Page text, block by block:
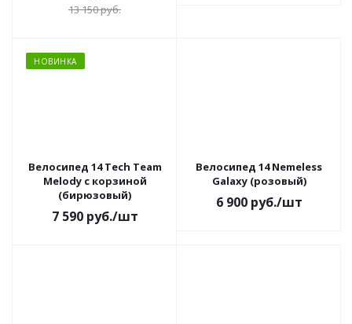
13 150руб.
НОВИНКА
Велосипед 14 Tech Team
Melody c корзиной
(бирюзовый)
7 590руб./шт
Велосипед 14 Nemeless
Galaxy (розовый)
6 900руб./шт